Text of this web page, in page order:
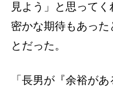
見よう」と思って
密かな期待もあっ
とだった。
「長男が『余裕が